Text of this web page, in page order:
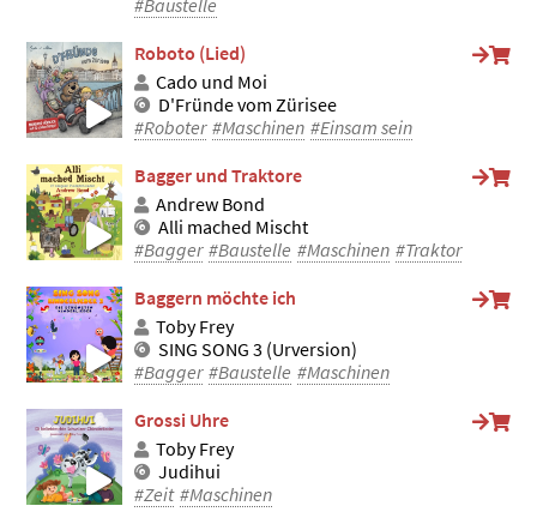
#Baustelle
Roboto (Lied)
Cado und Moi
D'Fründe vom Zürisee
#Roboter #Maschinen #Einsam sein
Bagger und Traktore
Andrew Bond
Alli mached Mischt
#Bagger #Baustelle #Maschinen #Traktor
Baggern möchte ich
Toby Frey
SING SONG 3 (Urversion)
#Bagger #Baustelle #Maschinen
Grossi Uhre
Toby Frey
Judihui
#Zeit #Maschinen